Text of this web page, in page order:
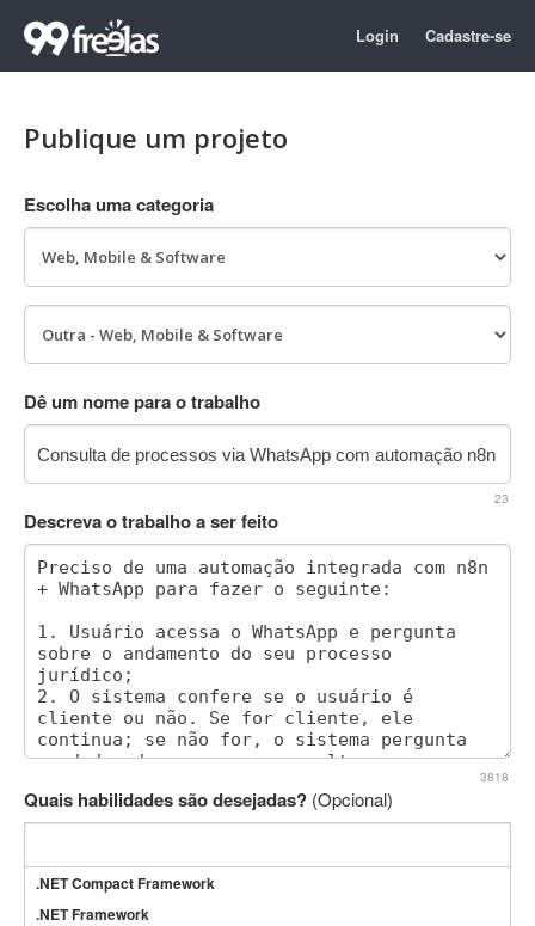
Login Cadastre-se
Publique um projeto
Escolha uma categoria
Dê um nome para o trabalho
23
Descreva o trabalho a ser feito
3818
Quais habilidades são desejadas? (Opcional)
.NET Compact Framework
.NET Framework